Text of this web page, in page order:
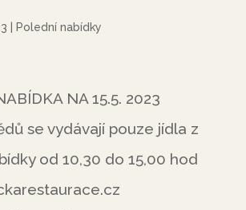
Polední nabídky
NA 15.5. 2023
se vydávají pouze jídla z
od 10,30 do 15,00 hod